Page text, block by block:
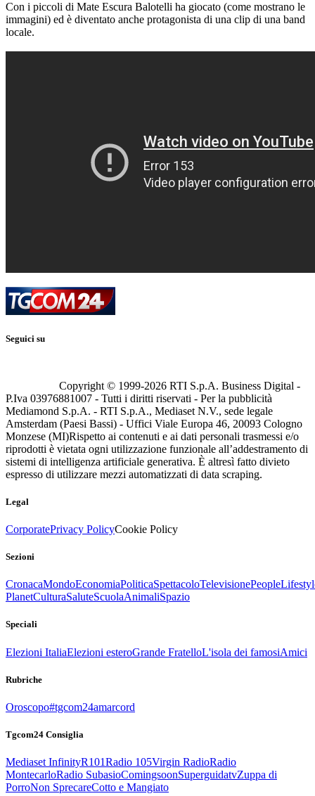
Con i piccoli di Mate Escura Balotelli ha giocato (come mostrano le
immagini) ed è diventato anche protagonista di una clip di una band
locale.
Seguici su
Copyright © 1999-2026 RTI S.p.A. Business Digital -
P.Iva 03976881007 - Tutti i diritti riservati - Per la pubblicità
Mediamond S.p.A. - RTI S.p.A., Mediaset N.V., sede legale
Amsterdam (Paesi Bassi) - Uffici Viale Europa 46, 20093 Cologno
Monzese (MI)Rispetto ai contenuti e ai dati personali trasmessi e/o
riprodotti è vietata ogni utilizzazione funzionale all’addestramento di
sistemi di intelligenza artificiale generativa. È altresì fatto divieto
espresso di utilizzare mezzi automatizzati di data scraping.
Legal
CorporatePrivacy PolicyCookie Policy
Sezioni
CronacaMondoEconomiaPoliticaSpettacoloTelevisionePeople
PlanetCulturaSaluteScuolaAnimaliSpazio
Speciali
Elezioni ItaliaElezioni esteroGrande FratelloL'isola dei famosiAmici
Rubriche
Oroscopo#tgcom24amarcord
Tgcom24 Consiglia
Mediaset InfinityR101Radio 105Virgin RadioRadio
MontecarloRadio SubasioComingsoonSuperguidatvZuppa di
PorroNon SprecareCotto e Mangiato